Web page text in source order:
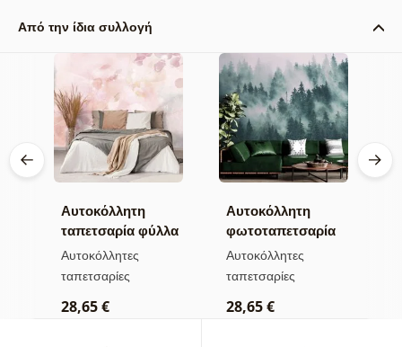
Από την ίδια συλλογή
Αυτοκόλλητη
ταπετσαρία φύλλα
με παστέλ
απόχρωση
Αυτοκόλλητες
ταπετσαρίες
28,65 €
Αυτοκόλλητη
φωτοταπετσαρία
δάσος στην ομίχλη
Αυτοκόλλητες
ταπετσαρίες
28,65 €